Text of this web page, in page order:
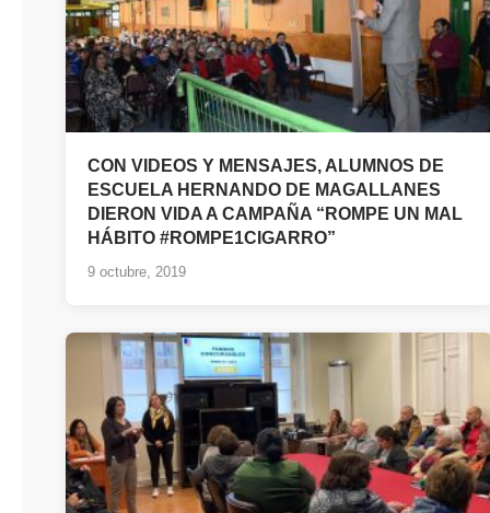
CON VIDEOS Y MENSAJES, ALUMNOS DE
ESCUELA HERNANDO DE MAGALLANES
DIERON VIDA A CAMPAÑA “ROMPE UN MAL
HÁBITO #ROMPE1CIGARRO”
9 octubre, 2019